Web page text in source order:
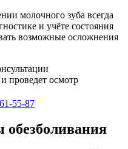
молочного зуба всегда
и учёте состояния
возможные осложнения
проведет осмотр
55-87